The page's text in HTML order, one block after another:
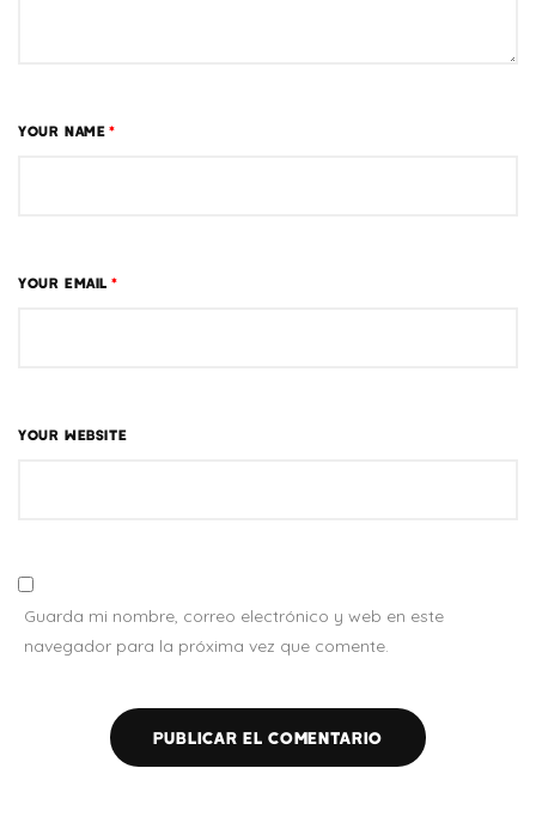
YOUR NAME *
YOUR EMAIL *
YOUR WEBSITE
Guarda mi nombre, correo electrónico y web en este
navegador para la próxima vez que comente.